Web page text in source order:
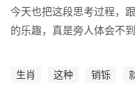
今天也把这段思考过程，
的乐趣，真是旁人体会不到
生肖 这种 销铄